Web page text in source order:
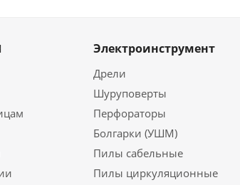
Электроинструмент
Дрели
Шуруповерты
Перфораторы
Болгарки (УШМ)
Пилы сабельные
Пилы циркуляционные